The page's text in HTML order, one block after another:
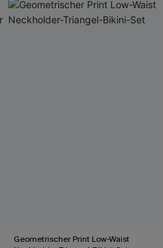
Geometrischer Print Low-Waist